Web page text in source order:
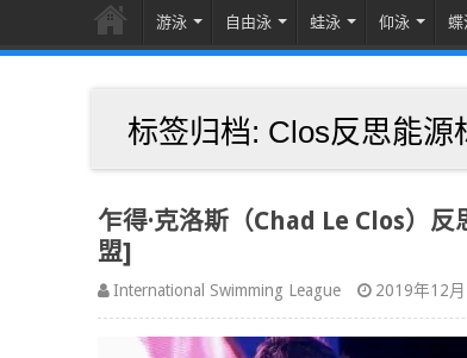
游泳 自由泳 蛙泳 仰泳 蝶
标签归档: Clos反思能源
乍得·克洛斯（Chad Le Clos）
盟]
International Swimming League 2019年12月